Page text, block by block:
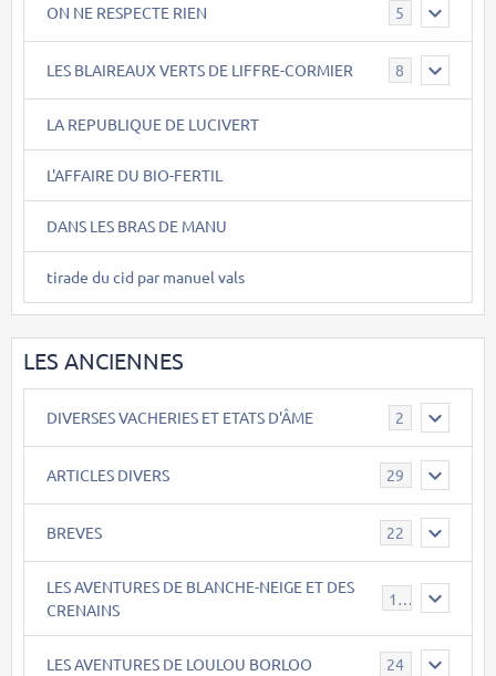
ON NE RESPECTE RIEN 5
LES BLAIREAUX VERTS DE LIFFRE-CORMIER 8
LA REPUBLIQUE DE LUCIVERT
L'AFFAIRE DU BIO-FERTIL
DANS LES BRAS DE MANU
tirade du cid par manuel vals
LES ANCIENNES
DIVERSES VACHERIES ET ETATS D'ÂME 2
ARTICLES DIVERS 29
BREVES 22
LES AVENTURES DE BLANCHE-NEIGE ET DES
CRENAINS
17
LES AVENTURES DE LOULOU BORLOO 24